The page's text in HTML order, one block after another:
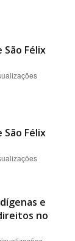
Félix
Félix
e
no